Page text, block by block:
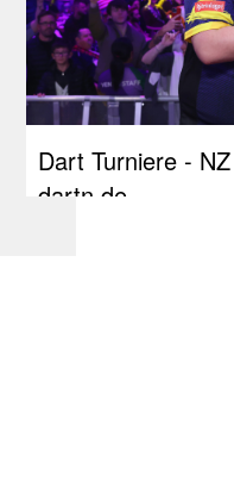
Dart Turniere -
dartn.de